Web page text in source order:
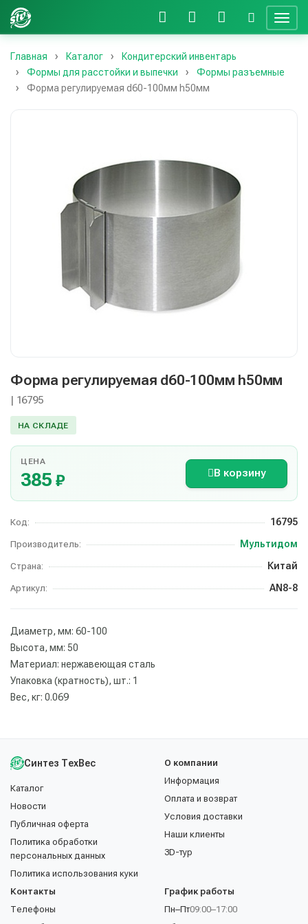
Главная Каталог
Кондитерский инвентарь
Формы для расстойки и выпечки
Формы разъемные
Форма регулируемая d60-100мм h50мм
Форма регулируемая d60-100мм h50мм
| 16795
НА СКЛАДЕ
ЦЕНА
385 ₽ В корзину
Код: 16795
Производитель: Мультидом
Страна: Китай
Артикул: AN8-8
Диаметр, мм: 60-100
Высота, мм: 50
Материал: нержавеющая сталь
Упаковка (кратность), шт.: 1
Вес, кг: 0.069
Синтез ТехВес
Каталог
Новости
Публичная оферта
Политика обработки
персональных данных
Политика использования куки
О компании
Информация
Оплата и возврат
Условия доставки
Наши клиенты
3D-тур
Контакты
Телефоны
График работы
Пн–Пт09:00–17:00